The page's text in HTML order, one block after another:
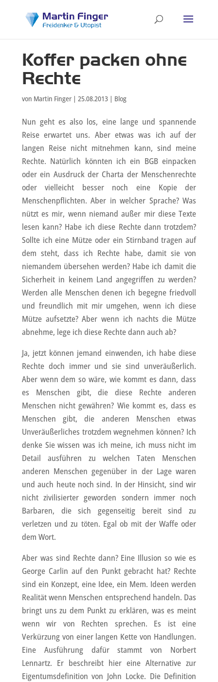
Koffer packen ohne
Rechte
von Martin Finger| 25.08.2013| Blog
Nun geht es also los, eine lange und spannende
Reise erwartet uns. Aber etwas was ich auf der
langen Reise nicht mitnehmen kann, sind meine
Rechte. Natürlich könnten ich ein BGB einpacken
oder ein Ausdruck der Charta der Menschenrechte
oder vielleicht besser noch eine Kopie der
Menschenpflichten. Aber in welcher Sprache? Was
nützt es mir, wenn niemand außer mir diese Texte
lesen kann? Habe ich diese Rechte dann trotzdem?
Sollte ich eine Mütze oder ein Stirnband tragen auf
dem steht, dass ich Rechte habe, damit sie von
niemandem übersehen werden? Habe ich damit die
Sicherheit in keinem Land angegriffen zu werden?
Werden alle Menschen denen ich begegne friedvoll
und freundlich mit mir umgehen, wenn ich diese
Mütze aufsetzte? Aber wenn ich nachts die Mütze
abnehme, lege ich diese Rechte dann auch ab?
Ja, jetzt können jemand einwenden, ich habe diese
Rechte doch immer und sie sind unveräußerlich.
Aber wenn dem so wäre, wie kommt es dann, dass
es Menschen gibt, die diese Rechte anderen
Menschen nicht gewähren? Wie kommt es, dass es
Menschen gibt, die anderen Menschen etwas
Unveräußerliches trotzdem wegnehmen können? Ich
denke Sie wissen was ich meine, ich muss nicht im
Detail ausführen zu welchen Taten Menschen
anderen Menschen gegenüber in der Lage waren
und auch heute noch sind. In der Hinsicht, sind wir
nicht zivilisierter geworden sondern immer noch
Barbaren, die sich gegenseitig bereit sind zu
verletzen und zu töten. Egal ob mit der Waffe oder
dem Wort.
Aber was sind Rechte dann? Eine Illusion so wie es
George Carlin auf den Punkt gebracht hat? Rechte
sind ein Konzept, eine Idee, ein Mem. Ideen werden
Realität wenn Menschen entsprechend handeln. Das
bringt uns zu dem Punkt zu erklären, was es meint
wenn wir von Rechten sprechen. Es ist eine
Verkürzung von einer langen Kette von Handlungen.
Eine Ausführung dafür stammt von Norbert
Lennartz. Er beschreibt hier eine Alternative zur
Eigentumsdefinition von John Locke. Die Definition